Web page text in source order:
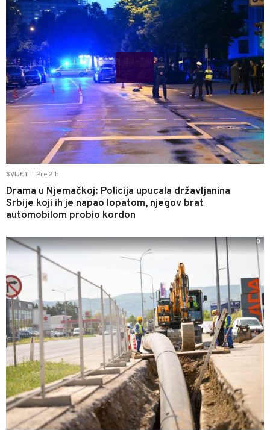
SVIJET Pre 2 h
Drama u Njemačkoj: Policija upucala državljanina
Srbije koji ih je napao lopatom, njegov brat
automobilom probio kordon
0